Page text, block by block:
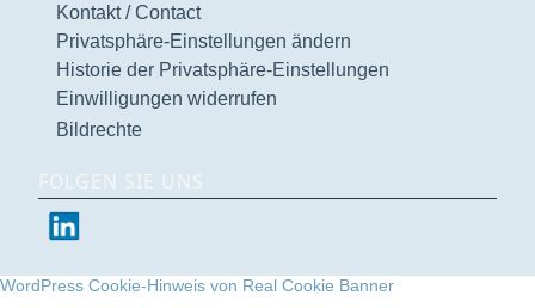
Kontakt / Contact
Privatsphäre-Einstellungen ändern
Historie der Privatsphäre-Einstellungen
Einwilligungen widerrufen
Bildrechte
FOLGEN SIE UNS
WordPress Cookie-Hinweis von Real Cookie Banner